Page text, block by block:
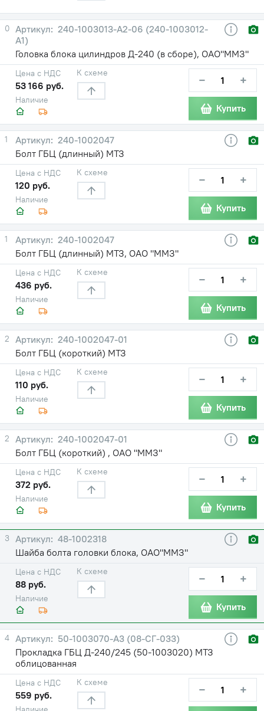
0
240-1003013-A2-06 (240-1003012-
А1)
Головка блока цилиндров Д-240 (в сборе), ОАО"ММЗ"
Наличие
Цена с НДС
53 166 руб.
К схеме − +
Купить
1
240-1002047
Болт ГБЦ (длинный) МТЗ
Наличие
Цена с НДС
120 руб.
К схеме − +
Купить
1
240-1002047
Болт ГБЦ (длинный) МТЗ, ОАО "ММЗ"
Наличие
Цена с НДС
436 руб.
К схеме − +
Купить
2
240-1002047-01
Болт ГБЦ (короткий) МТЗ
Наличие
Цена с НДС
110 руб.
К схеме − +
Купить
2
240-1002047-01
Болт ГБЦ (короткий) , ОАО "ММЗ"
Наличие
Цена с НДС
372 руб.
К схеме − +
Купить
3
48-1002318
Шайба болта головки блока, ОАО"ММЗ"
Наличие
Цена с НДС
88 руб.
К схеме − +
Купить
4
50-1003070-А3 (08-СГ-033)
Прокладка ГБЦ Д-240/245 (50-1003020) МТЗ
облицованная
Цена с НДС
559 руб.
К схеме − +